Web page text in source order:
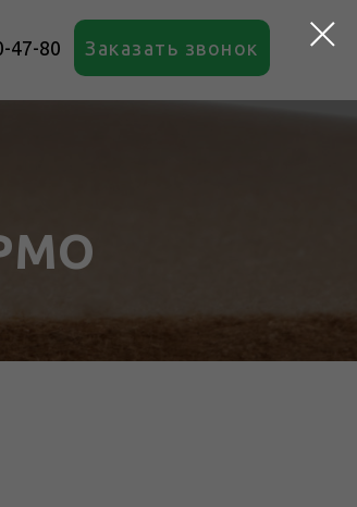
47-80 Заказать звонок